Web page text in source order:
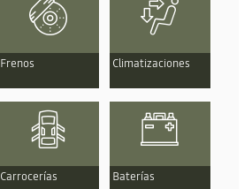
Frenos Climatizaciones
Carrocerías Baterías